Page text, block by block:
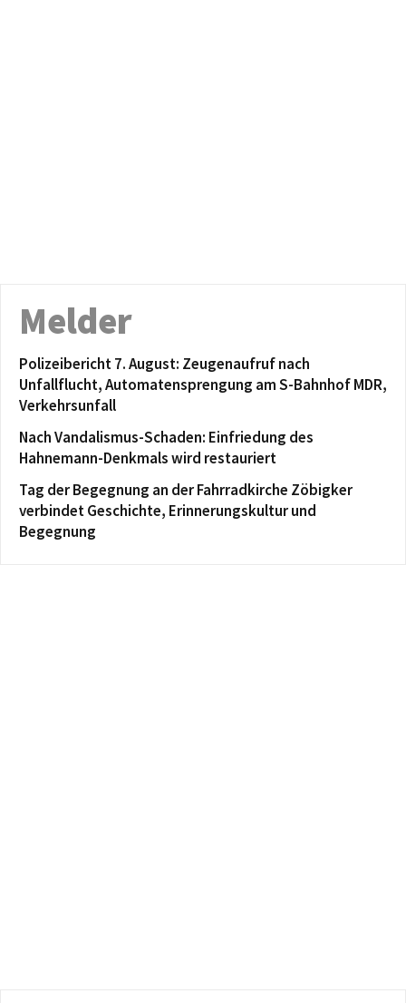
Melder
Polizeibericht 7. August: Zeugenaufruf nach
Unfallflucht, Automatensprengung am S-Bahnhof MDR,
Verkehrsunfall
Nach Vandalismus-Schaden: Einfriedung des
Hahnemann-Denkmals wird restauriert
Tag der Begegnung an der Fahrradkirche Zöbigker
verbindet Geschichte, Erinnerungskultur und
Begegnung